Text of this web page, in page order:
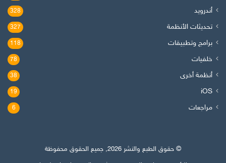
أندرويد 328
تحديثات الأنظمة 327
برامج وتطبيقات 118
خلفيات 78
أنظمة أخرى 38
iOS
19
مراجعات 6
© حقوق الطبع والنشر 2026, جميع الحقوق محفوظة